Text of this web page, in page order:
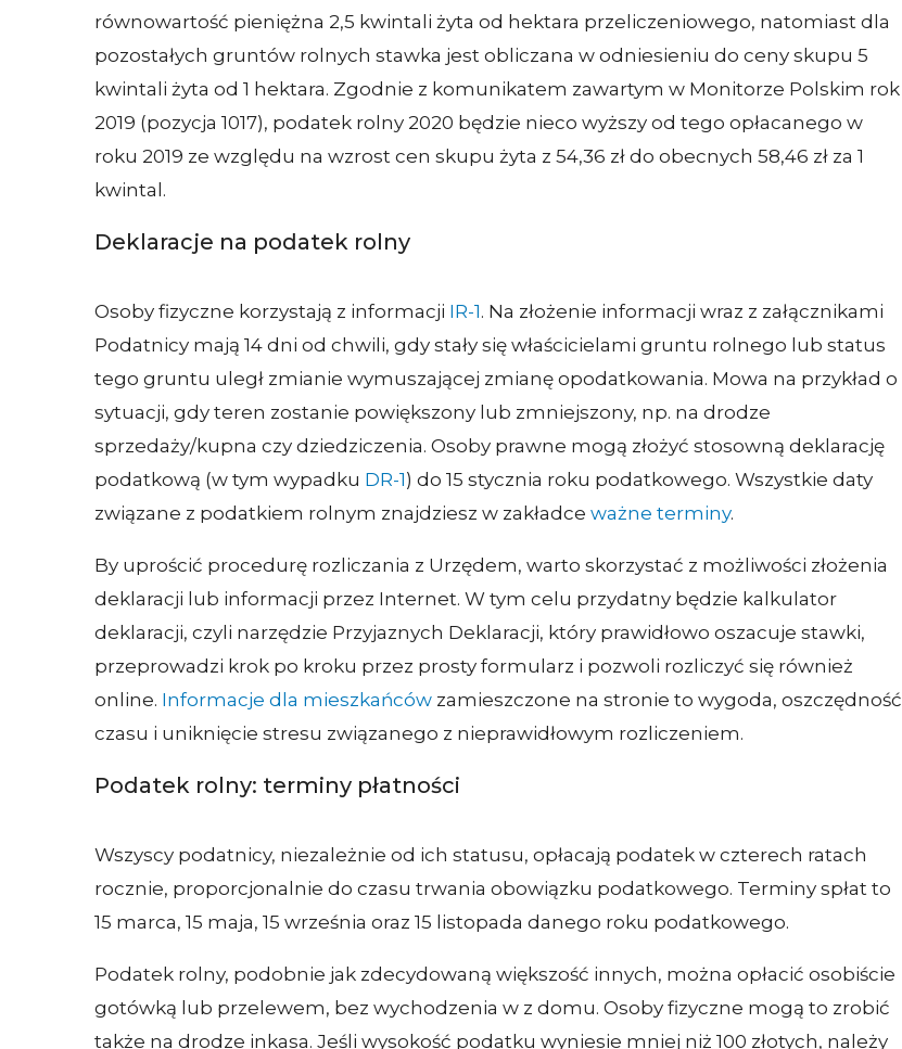
równowartość pieniężna 2,5 kwintali żyta od hektara przeliczeniowego, natomiast dla
pozostałych gruntów rolnych stawka jest obliczana w odniesieniu do ceny skupu 5
kwintali żyta od 1 hektara. Zgodnie z komunikatem zawartym w Monitorze Polskim rok
2019 (pozycja 1017), podatek rolny 2020 będzie nieco wyższy od tego opłacanego w
roku 2019 ze względu na wzrost cen skupu żyta z 54,36 zł do obecnych 58,46 zł za 1
kwintal.
Deklaracje na podatek rolny
Osoby fizyczne korzystają z informacji IR-1. Na złożenie informacji wraz z załącznikami
Podatnicy mają 14 dni od chwili, gdy stały się właścicielami gruntu rolnego lub status
tego gruntu uległ zmianie wymuszającej zmianę opodatkowania. Mowa na przykład o
sytuacji, gdy teren zostanie powiększony lub zmniejszony, np. na drodze
sprzedaży/kupna czy dziedziczenia. Osoby prawne mogą złożyć stosowną deklarację
podatkową (w tym wypadku DR-1) do 15 stycznia roku podatkowego. Wszystkie daty
związane z podatkiem rolnym znajdziesz w zakładce ważne terminy.
By uprościć procedurę rozliczania z Urzędem, warto skorzystać z możliwości złożenia
deklaracji lub informacji przez Internet. W tym celu przydatny będzie kalkulator
deklaracji, czyli narzędzie Przyjaznych Deklaracji, który prawidłowo oszacuje stawki,
przeprowadzi krok po kroku przez prosty formularz i pozwoli rozliczyć się również
online. Informacje dla mieszkańców zamieszczone na stronie to wygoda, oszczędność
czasu i uniknięcie stresu związanego z nieprawidłowym rozliczeniem.
Podatek rolny: terminy płatności
Wszyscy podatnicy, niezależnie od ich statusu, opłacają podatek w czterech ratach
rocznie, proporcjonalnie do czasu trwania obowiązku podatkowego. Terminy spłat to
15 marca, 15 maja, 15 września oraz 15 listopada danego roku podatkowego.
Podatek rolny, podobnie jak zdecydowaną większość innych, można opłacić osobiście
gotówką lub przelewem, bez wychodzenia w z domu. Osoby fizyczne mogą to zrobić
także na drodze inkasa. Jeśli wysokość podatku wyniesie mniej niż 100 złotych, należy